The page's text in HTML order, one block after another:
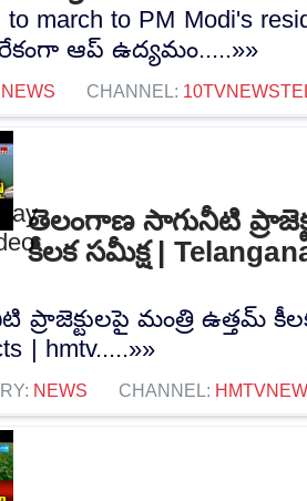
march to PM Modi's
ఆప్ ఉద్యమం.....»»
NEWS CHANNEL:
తెలంగాణ సాగునీటి
కీలక సమీక్ష |
మంత్రి ఉత్తమ్
| hmtv.....»»
NEWS CHANNEL: